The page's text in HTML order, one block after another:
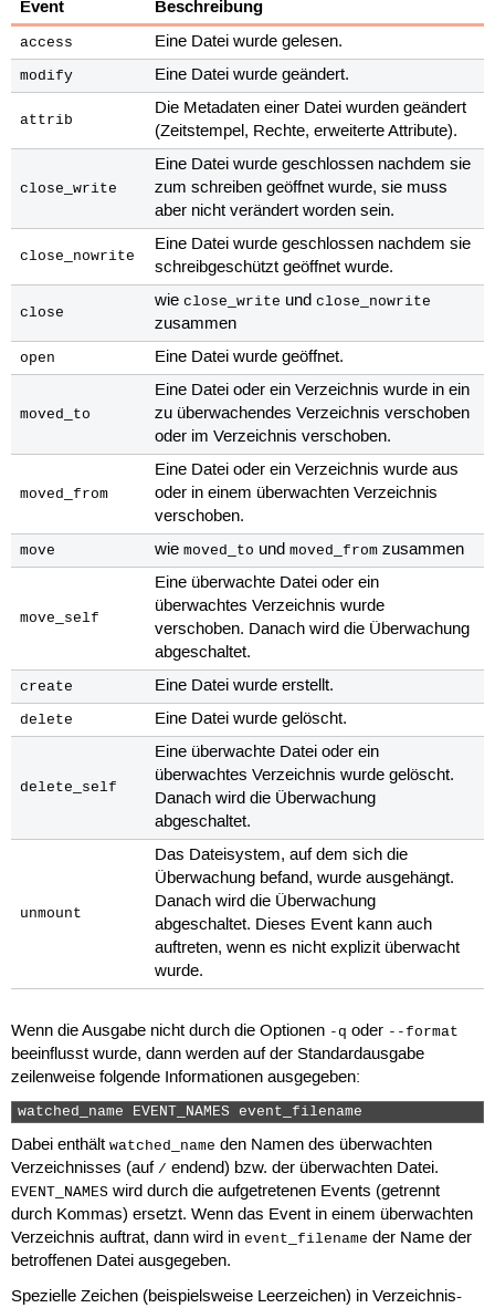
Event Beschreibung
access Eine Datei wurde gelesen.
modify Eine Datei wurde geändert.
attrib
Die Metadaten einer Datei wurden geändert
(Zeitstempel, Rechte, erweiterte Attribute).
close_write
Eine Datei wurde geschlossen nachdem sie
zum schreiben geöffnet wurde, sie muss
aber nicht verändert worden sein.
close_nowrite
Eine Datei wurde geschlossen nachdem sie
schreibgeschützt geöffnet wurde.
close
wieclose_write undclose_nowrite
zusammen
open Eine Datei wurde geöffnet.
moved_to
Eine Datei oder ein Verzeichnis wurde in ein
zu überwachendes Verzeichnis verschoben
oder im Verzeichnis verschoben.
moved_from
Eine Datei oder ein Verzeichnis wurde aus
oder in einem überwachten Verzeichnis
verschoben.
move wiemoved_to undmoved_from zusammen
move_self
Eine überwachte Datei oder ein
überwachtes Verzeichnis wurde
verschoben. Danach wird die Überwachung
abgeschaltet.
create Eine Datei wurde erstellt.
delete Eine Datei wurde gelöscht.
delete_self
Eine überwachte Datei oder ein
überwachtes Verzeichnis wurde gelöscht.
Danach wird die Überwachung
abgeschaltet.
unmount
Das Dateisystem, auf dem sich die
Überwachung befand, wurde ausgehängt.
Danach wird die Überwachung
abgeschaltet. Dieses Event kann auch
auftreten, wenn es nicht explizit überwacht
wurde.
Wenn die Ausgabe nicht durch die Optionen -q oder --format
beeinflusst wurde, dann werden auf der Standardausgabe
zeilenweise folgende Informationen ausgegeben:
watched_name EVENT_NAMES event_filename
Dabei enthält watched_name den Namen des überwachten
Verzeichnisses (auf / endend) bzw. der überwachten Datei.
EVENT_NAMESwird durch die aufgetretenen Events (getrennt
durch Kommas) ersetzt. Wenn das Event in einem überwachten
Verzeichnis auftrat, dann wird in event_filename der Name der
betroffenen Datei ausgegeben.
Spezielle Zeichen (beispielsweise Leerzeichen) in Verzeichnis-